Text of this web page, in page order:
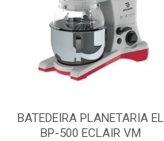
BATEDEIRA PLANETARIA EL
BP-500 ECLAIR VM